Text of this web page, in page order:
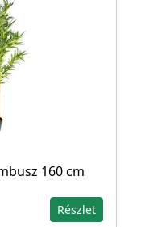
160 cm
Részlet